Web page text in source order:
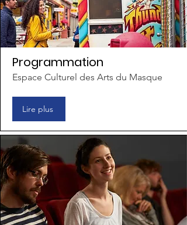
Programmation
Espace Culturel des Arts du Masque
Lire plus